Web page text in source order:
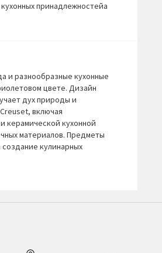
принадлежностейа
и разнообразные кухонные
цвете. Дизайн
дух природы и
включая
керамической кухонной
материалов. Предметы
кулинарных